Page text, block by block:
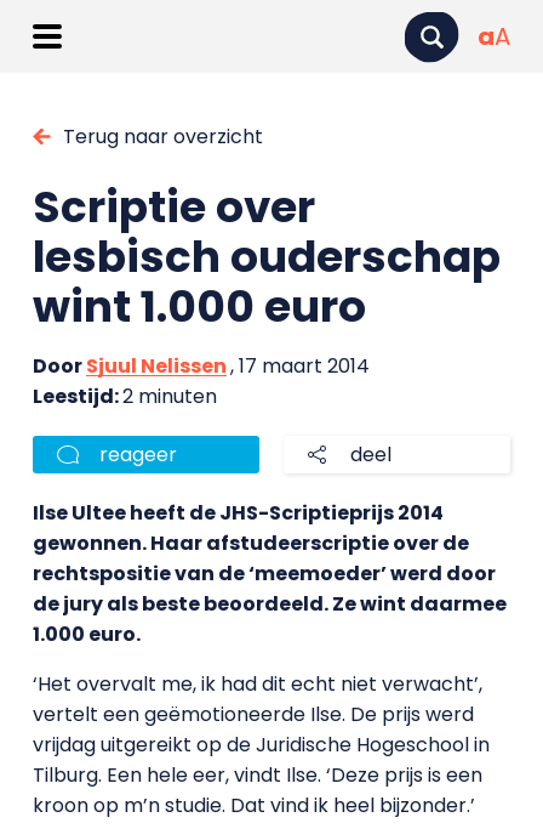
aA
Terug naar overzicht
Scriptie over
lesbisch ouderschap
wint 1.000 euro
DoorSjuul Nelissen, 17 maart 2014
Leestijd:2 minuten
reageer deel
Ilse Ultee heeft de JHS-Scriptieprijs 2014
gewonnen. Haar afstudeerscriptie over de
rechtspositie van de ‘meemoeder’ werd door
de jury als beste beoordeeld. Ze wint daarmee
1.000 euro.
‘Het overvalt me, ik had dit echt niet verwacht’,
vertelt een geëmotioneerde Ilse. De prijs werd
vrijdag uitgereikt op de Juridische Hogeschool in
Tilburg. Een hele eer, vindt Ilse. ‘Deze prijs is een
kroon op m’n studie. Dat vind ik heel bijzonder.’